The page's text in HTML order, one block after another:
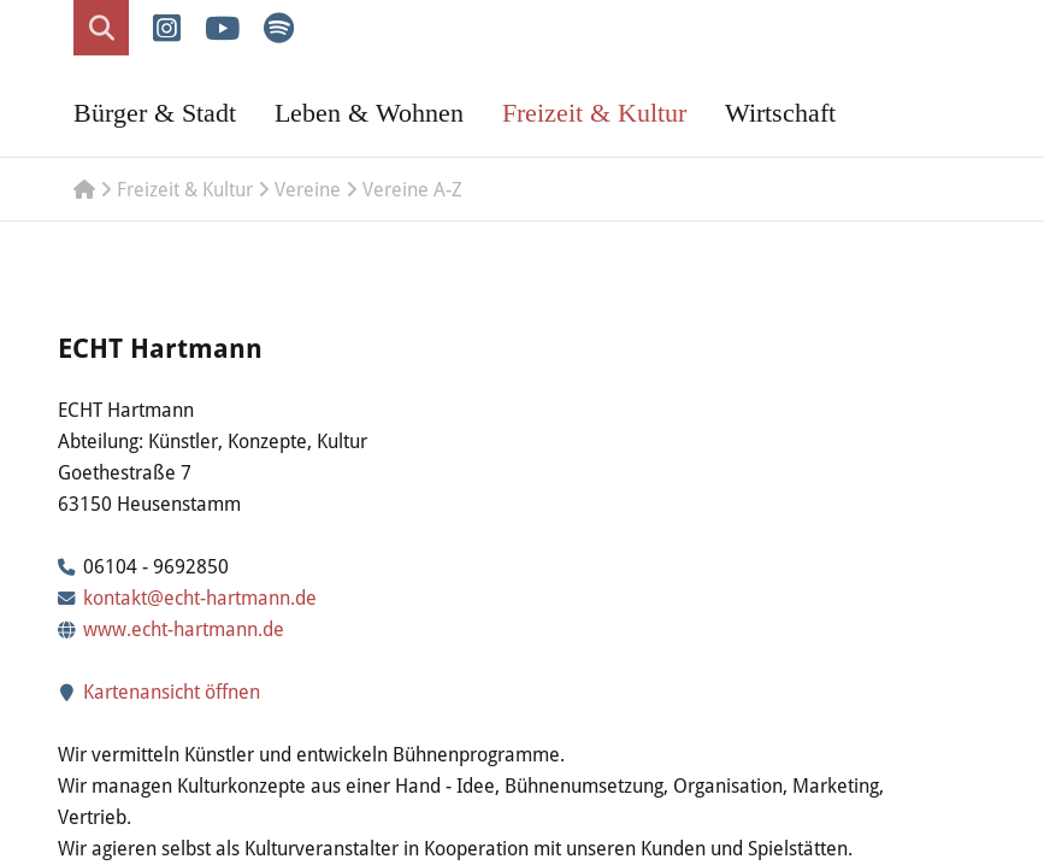
Bürger & Stadt Leben & Wohnen Freizeit & Kultur Wirtschaft
Freizeit & Kultur Vereine Vereine A-Z
ECHT Hartmann
ECHT Hartmann
Abteilung: Künstler, Konzepte, Kultur
Goethestraße 7
63150 Heusenstamm
06104 - 9692850
kontakt@echt-hartmann.de
www.echt-hartmann.de
Kartenansicht öffnen
Wir vermitteln Künstler und entwickeln Bühnenprogramme.
Wir managen Kulturkonzepte aus einer Hand - Idee, Bühnenumsetzung, Organisation, Marketing,
Vertrieb.
Wir agieren selbst als Kulturveranstalter in Kooperation mit unseren Kunden und Spielstätten.